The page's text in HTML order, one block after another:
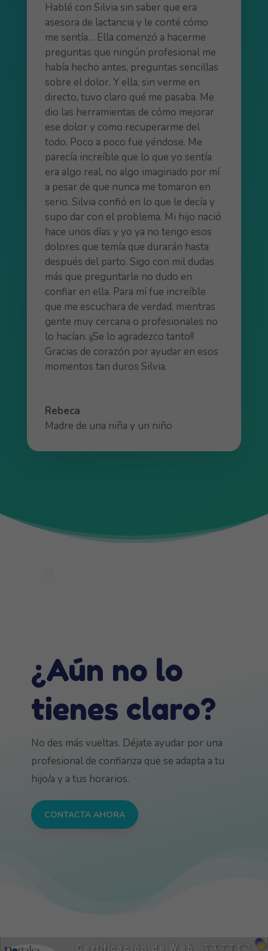
Hablé con Silvia sin saber que era
asesora de lactancia y le conté cómo
me sentía… Ella comenzó a hacerme
preguntas que ningún profesional me
había hecho antes, preguntas sencillas
sobre el dolor. Y ella, sin verme en
directo, tuvo claro qué me pasaba. Me
dio las herramientas de cómo mejorar
ese dolor y como recuperarme del
todo. Poco a poco fue yéndose. Me
parecía increíble que lo que yo sentía
era algo real, no algo imaginado por mí
a pesar de que nunca me tomaron en
serio. Silvia confió en lo que le decía y
supo dar con el problema. Mi hijo nació
hace unos días y yo ya no tengo esos
dolores que temía que durarán hasta
después del parto. Sigo con mil dudas
más que preguntarle no dudo en
confiar en ella. Para mí fue increíble
que me escuchara de verdad, mientras
gente muy cercana o profesionales no
lo hacían. ¡¡Se lo agradezco tanto!!
Gracias de corazón por ayudar en esos
momentos tan duros Silvia.
Rebeca
Madre de una niña y un niño
¿Aún no lo
tienes claro?
No des más vueltas. Déjate ayudar por una
profesional de confianza que se adapta a tu
hijo/a y a tus horarios.
CONTACTA AHORA